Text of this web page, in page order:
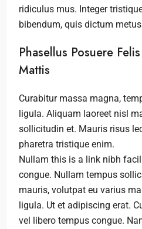
ridiculus mus. Integer
bibendum, quis dictum
Phasellus Posuere
Mattis
Curabitur massa magna,
ligula. Aliquam laoreet nisl
sollicitudin et. Mauris risus
pharetra tristique enim.
Nullam this is a link nibh
congue. Nullam tempus
mauris, volutpat eu varius
ligula. Ut et adipiscing erat.
vel libero tempus congue.